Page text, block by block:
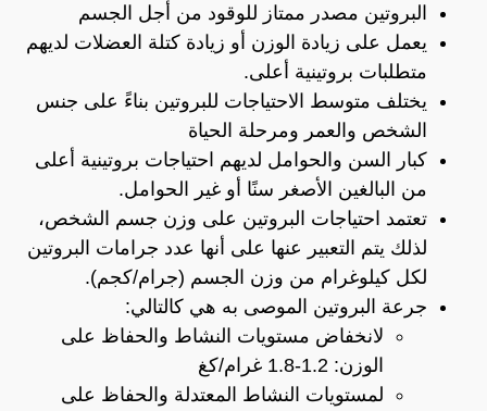
البروتين مصدر ممتاز للوقود من أجل الجسم
يعمل على زيادة الوزن أو زيادة كتلة العضلات لديهم
متطلبات بروتينية أعلى.
يختلف متوسط الاحتياجات للبروتين بناءً على جنس
الشخص والعمر ومرحلة الحياة
كبار السن والحوامل لديهم احتياجات بروتينية أعلى
من البالغين الأصغر سنًا أو غير الحوامل.
تعتمد احتياجات البروتين على وزن جسم الشخص،
لذلك يتم التعبير عنها على أنها عدد جرامات البروتين
لكل كيلوغرام من وزن الجسم (جرام/كجم).
جرعة البروتين الموصى به هي كالتالي:
لانخفاض مستويات النشاط والحفاظ على
الوزن: 1.2-1.8 غرام/كغ
لمستويات النشاط المعتدلة والحفاظ على